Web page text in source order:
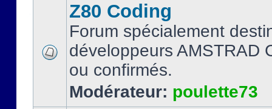
Z80 Coding
Forum spécialement
développeurs AMSTRAD
ou confirmés.
Modérateur: poulette73